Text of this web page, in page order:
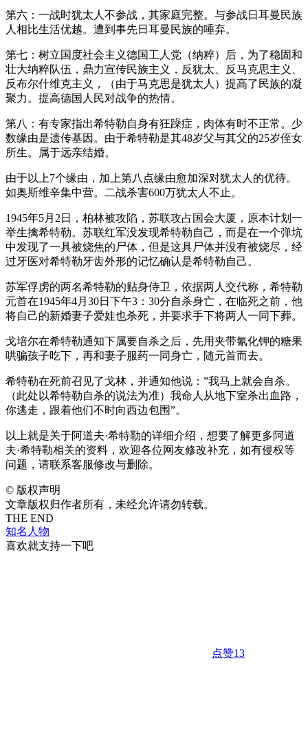
第六：一战时犹太人不参战，其家庭完整。与参战日耳曼民族
人相比生活优越。遭到事先日耳曼民族的唾弃。
第七：树立国度社会主义德国工人党（纳粹）后，为了稳固和
壮大纳粹队伍，鼎力宣传民族主义，反犹太、反马克思主义、
反布尔什维克主义，（由于马克思是犹太人）提高了民族的凝
聚力。提高德国人民对战争的热情。
第八：有专家指出希特勒自身有狂躁症，肉体有时不正常。少
数缘由是遗传基因。由于希特勒是其48岁父与其父的25岁侄女
所生。属于远亲结婚。
由于以上7个缘由，加上第八点缘由愈加深对犹太人的优待。
如奥斯维辛集中营。二战杀害600万犹太人不止。
1945年5月2日，柏林被攻陷，苏联攻占国会大厦，原本计划一
举生擒希特勒。苏联红军没发现希特勒自己，而是在一个弹坑
中发现了一具被烧焦的尸体，但是这具尸体并没有被烧尽，经
过牙医对希特勒牙齿外形的记忆确认是希特勒自己。
苏军俘虏的两名希特勒的贴身侍卫，依据两人交代称，希特勒
元首在1945年4月30日下午3：30分自杀身亡，在临死之前，他
将自己的新婚妻子爱娃也杀死，并要求手下将两人一同下葬。
戈培尔在希特勒通知下属要自杀之后，先用夹带氰化钾的糖果
哄骗孩子吃下，再和妻子服药一同身亡，随元首而去。
希特勒在死前召见了戈林，并通知他说：”我马上就会自杀。
（此处以希特勒自杀的说法为准）我命人从地下室杀出血路，
你逃走，跟着他们不时向西边包围”。
以上就是关于阿道夫·希特勒的详细介绍，想要了解更多阿道
夫·希特勒相关的资料，欢迎各位网友修改补充，如有侵权等
问题，请联系客服修改与删除。
© 版权声明
文章版权归作者所有，未经允许请勿转载。
THE END
知名人物
喜欢就支持一下吧
点赞13